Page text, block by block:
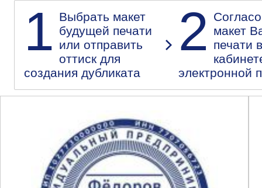
1 Выбрать макет
будущей печати
или отправить
оттиск для
создания дубликата
2
макет
печати
электронной